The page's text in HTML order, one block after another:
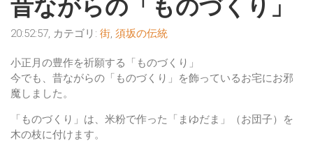
昔ながらの「ものづくり」
20:52:57, カテゴリ: 街, 須坂の伝統
小正月の豊作を祈願する「 ものづくり 」
今でも、昔ながらの「ものづくり」を飾っているお宅にお邪
魔しました。
「ものづくり」は、米粉で作った「まゆだま」（お団子）を
木の枝に付けます。